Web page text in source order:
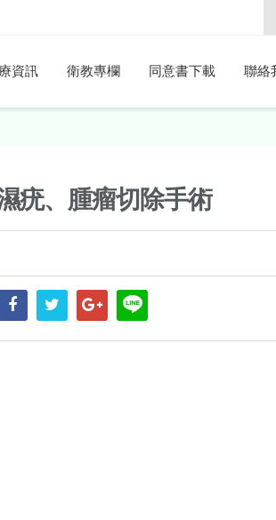
資訊 衛教專欄 同意書下載 聯絡
疣、腫瘤切除手術